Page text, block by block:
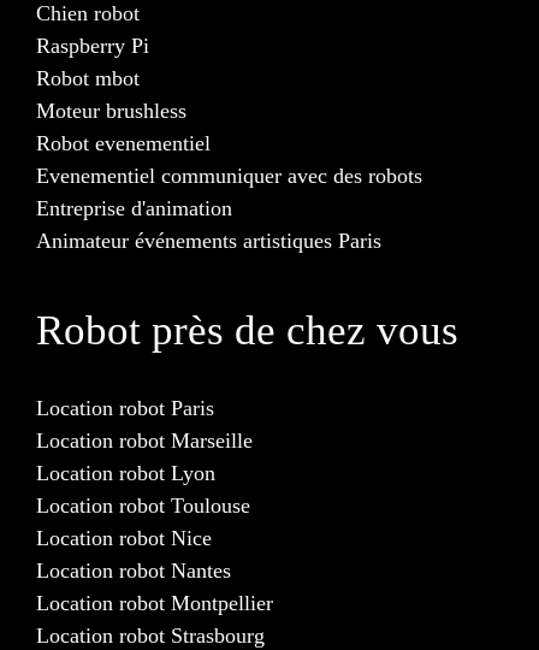
Chien robot
Raspberry Pi
Robot mbot
Moteur brushless
Robot evenementiel
Evenementiel communiquer avec des robots
Entreprise d'animation
Animateur événements artistiques Paris
Robot près de chez vous
Location robot Paris
Location robot Marseille
Location robot Lyon
Location robot Toulouse
Location robot Nice
Location robot Nantes
Location robot Montpellier
Location robot Strasbourg